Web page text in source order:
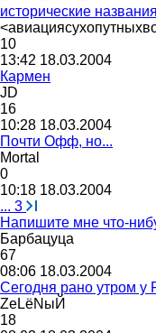
исторические
<
10
13:42 18.03.2004
Кармен
JD
16
10:28 18.03.2004
Почти Офф, но...
Mortal
0
10:18 18.03.2004
... 3
Напишите мне что-
Барбацуца
67
08:06 18.03.2004
Сегодня рано утром
ZeLёN ыЙ
18